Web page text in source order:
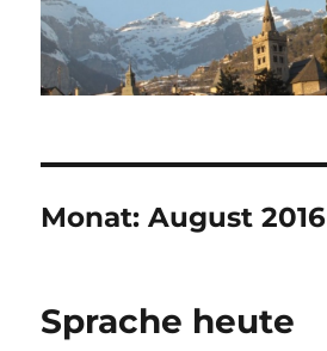
Monat:August 2016
Sprache heute